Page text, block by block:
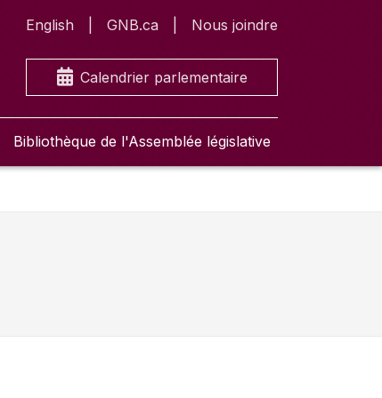
English GNB.ca Nous joindre
Calendrier parlementaire
Bibliothèque de l'Assemblée législative